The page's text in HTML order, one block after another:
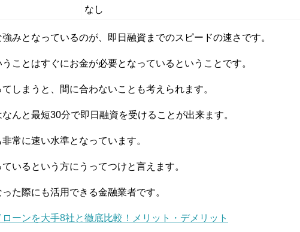
なし
みとなっているのが、即日融資までのスピードの速さです。
ことはすぐにお金が必要となっているということです。
しまうと、間に合わないことも考えられます。
んと最短30分で即日融資を受けることが出来ます。
常に速い水準となっています。
いるという方にうってつけと言えます。
た際にも活用できる金融業者です。
ーンを大手8社と徹底比較！メリット・デメリット